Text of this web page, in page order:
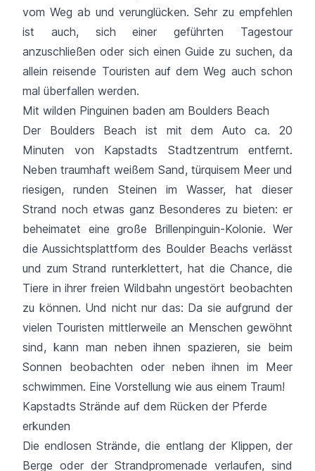
vom Weg ab und verunglücken. Sehr zu empfehlen
ist auch, sich einer geführten Tagestour
anzuschließen oder sich einen Guide zu suchen, da
allein reisende Touristen auf dem Weg auch schon
mal überfallen werden.
Mit wilden Pinguinen baden am Boulders Beach
Der Boulders Beach ist mit dem Auto ca. 20
Minuten von Kapstadts Stadtzentrum entfernt.
Neben traumhaft weißem Sand, türquisem Meer und
riesigen, runden Steinen im Wasser, hat dieser
Strand noch etwas ganz Besonderes zu bieten: er
beheimatet eine große Brillenpinguin-Kolonie. Wer
die Aussichtsplattform des Boulder Beachs verlässt
und zum Strand runterklettert, hat die Chance, die
Tiere in ihrer freien Wildbahn ungestört beobachten
zu können. Und nicht nur das: Da sie aufgrund der
vielen Touristen mittlerweile an Menschen gewöhnt
sind, kann man neben ihnen spazieren, sie beim
Sonnen beobachten oder neben ihnen im Meer
schwimmen. Eine Vorstellung wie aus einem Traum!
Kapstadts Strände auf dem Rücken der Pferde
erkunden
Die endlosen Strände, die entlang der Klippen, der
Berge oder der Strandpromenade verlaufen, sind